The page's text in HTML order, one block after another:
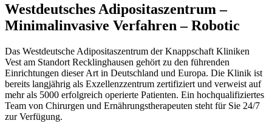
Westdeutsches Adipositaszentrum –
Minimalinvasive Verfahren – Robotic
Das Westdeutsche Adipositaszentrum der Knappschaft Kliniken
Vest am Standort Recklinghausen gehört zu den führenden
Einrichtungen dieser Art in Deutschland und Europa. Die Klinik ist
bereits langjährig als Exzellenzzentrum zertifiziert und verweist auf
mehr als 5000 erfolgreich operierte Patienten. Ein hochqualifiziertes
Team von Chirurgen und Ernährungstherapeuten steht für Sie 24/7
zur Verfügung.